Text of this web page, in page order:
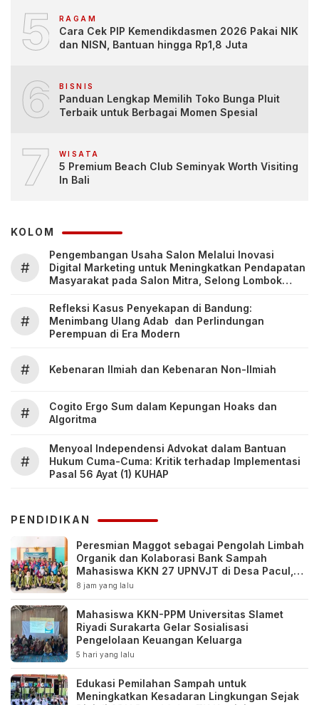
5 RAGAM
Cara Cek PIP Kemendikdasmen 2026 Pakai NIK
dan NISN, Bantuan hingga Rp1,8 Juta
6 BISNIS
Panduan Lengkap Memilih Toko Bunga Pluit
Terbaik untuk Berbagai Momen Spesial
7 WISATA
5 Premium Beach Club Seminyak Worth Visiting
In Bali
KOLOM
#
Pengembangan Usaha Salon Melalui Inovasi
Digital Marketing untuk Meningkatkan Pendapatan
Masyarakat pada Salon Mitra, Selong Lombok
#
Refleksi Kasus Penyekapan di Bandung:
Menimbang Ulang Adab dan Perlindungan
Perempuan di Era Modern
# Kebenaran Ilmiah dan Kebenaran Non-Ilmiah
#
Cogito Ergo Sum dalam Kepungan Hoaks dan
Algoritma
#
Menyoal Independensi Advokat dalam Bantuan
Hukum Cuma-Cuma: Kritik terhadap Implementasi
Pasal 56 Ayat (1) KUHAP
PENDIDIKAN
Peresmian Maggot sebagai Pengolah Limbah
Organik dan Kolaborasi Bank Sampah
Mahasiswa KKN 27 UPNVJT di Desa Pacul,
Bojonegoro
8 jam yang lalu
Mahasiswa KKN-PPM Universitas Slamet
Riyadi Surakarta Gelar Sosialisasi
Pengelolaan Keuangan Keluarga
5 hari yang lalu
Edukasi Pemilahan Sampah untuk
Meningkatkan Kesadaran Lingkungan Sejak